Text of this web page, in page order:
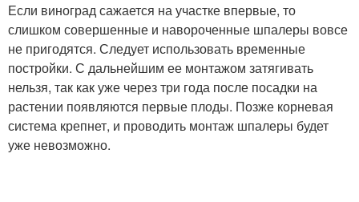
Если виноград сажается на участке впервые, то
слишком совершенные и навороченные шпалеры вовсе
не пригодятся. Следует использовать временные
постройки. С дальнейшим ее монтажом затягивать
нельзя, так как уже через три года после посадки на
растении появляются первые плоды. Позже корневая
система крепнет, и проводить монтаж шпалеры будет
уже невозможно.